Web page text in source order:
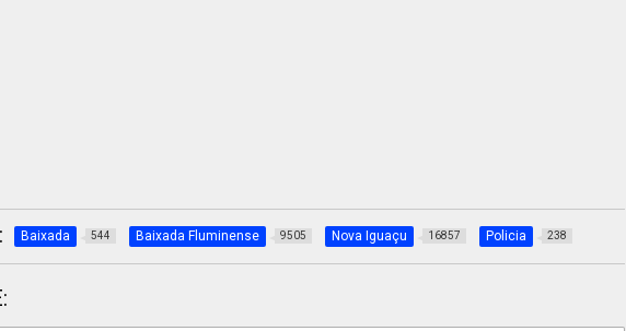
Baixada 544 Baixada Fluminense 9505 Nova Iguaçu 16857 Policia 238